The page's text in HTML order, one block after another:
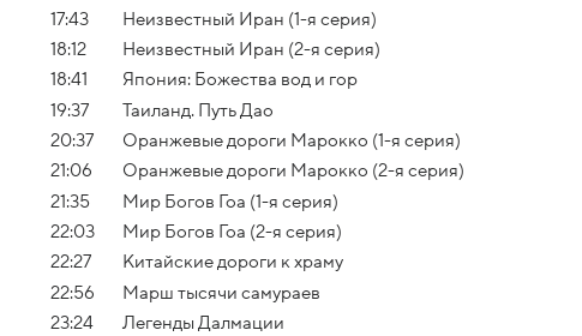
17:43
Неизвестный Иран (1-я серия)
18:12
Неизвестный Иран (2-я серия)
18:41
Япония: Божества вод и гор
19:37
Таиланд. Путь Дао
20:37
Оранжевые дороги Марокко (1-я серия)
21:06
Оранжевые дороги Марокко (2-я серия)
21:35
Мир Богов Гоа (1-я серия)
22:03
Мир Богов Гоа (2-я серия)
22:27
Китайские дороги к храму
22:56
Марш тысячи самураев
23:24
Легенды Далмации